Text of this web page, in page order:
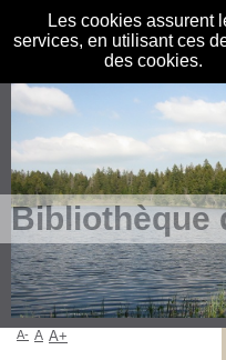
Les cookies assurent
services, en utilisant ces
des cookies.
Bibliothèque
A- A A+